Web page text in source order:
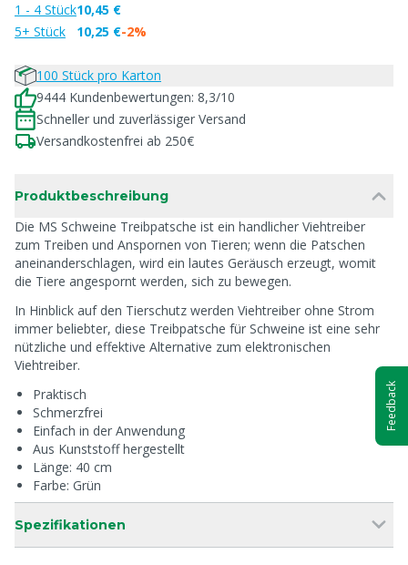
1 - 4 Stück
5+ Stück
10,45 €
10,25 €-2%
100 Stück pro Karton
9444 Kundenbewertungen: 8,3/10
Schneller und zuverlässiger Versand
Versandkostenfrei ab 250€
Produktbeschreibung
Die MS Schweine Treibpatsche ist ein handlicher Viehtreiber
zum Treiben und Anspornen von Tieren; wenn die Patschen
aneinanderschlagen, wird ein lautes Geräusch erzeugt, womit
die Tiere angespornt werden, sich zu bewegen.
In Hinblick auf den Tierschutz werden Viehtreiber ohne Strom
immer beliebter, diese Treibpatsche für Schweine ist eine sehr
nützliche und effektive Alternative zum elektronischen
Viehtreiber.
Praktisch
Schmerzfrei
Einfach in der Anwendung
Aus Kunststoff hergestellt
Länge: 40 cm
Farbe: Grün
Spezifikationen
Feedback